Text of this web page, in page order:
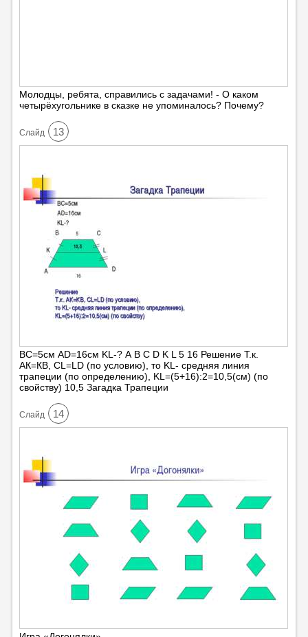
Молодцы, ребята, справились с задачами! - О каком
четырёхугольнике в сказке не упоминалось? Почему?
Cлайд 13
ВС=5см АD=16см KL-? А В С D K L 5 16 Решение Т.к.
АК=КВ, CL=LD (по условию), то KL- средняя линия
трапеции (по определению), KL=(5+16):2=10,5(см) (по
свойству) 10,5 Загадка Трапеции
Cлайд 14